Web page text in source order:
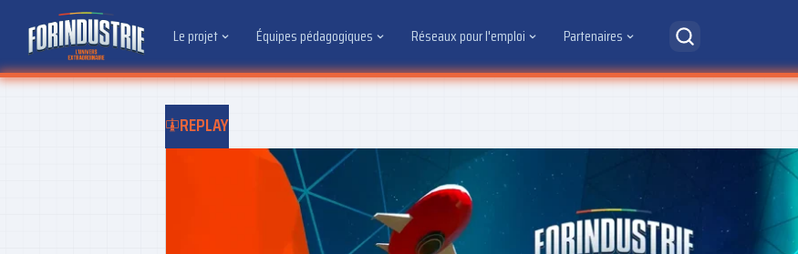
Le projet Équipes pédagogiques Réseaux pour l'emploi Partenaires
REPLAY